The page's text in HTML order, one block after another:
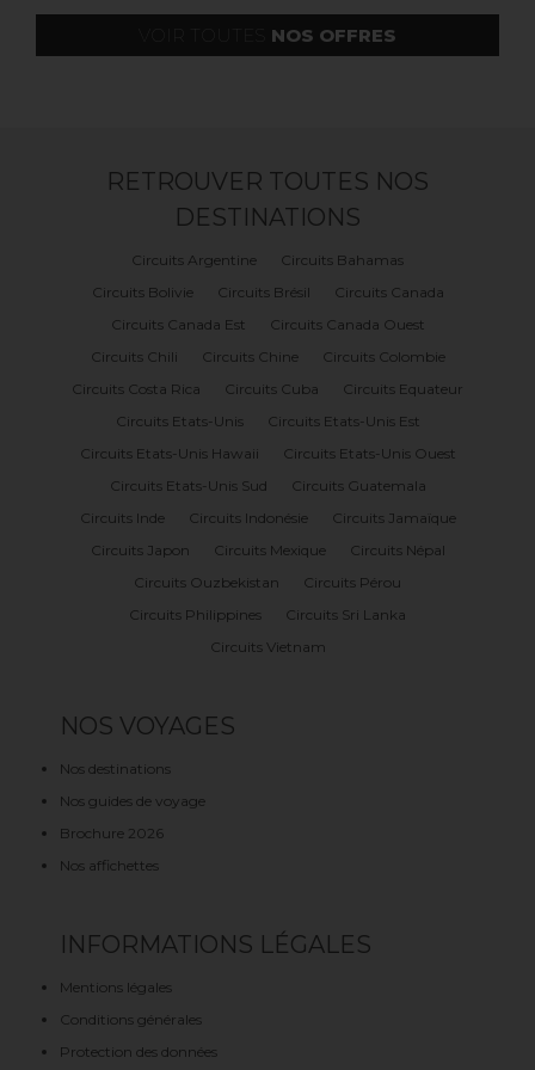
NOS OFFRES
RETROUVER TOUTES NOS
DESTINATIONS
Circuits Argentine
Circuits Bahamas
Circuits Bolivie
Circuits Brésil
Circuits Canada
Circuits Canada Est
Circuits Canada Ouest
Circuits Chili
Circuits Chine
Circuits Colombie
Circuits Costa Rica
Circuits Cuba
Circuits Equateur
Circuits Etats-Unis
Circuits Etats-Unis Est
Circuits Etats-Unis Hawaii
Circuits Etats-Unis Ouest
Circuits Etats-Unis Sud
Circuits Guatemala
Circuits Inde
Circuits Indonésie
Circuits Jamaïque
Circuits Japon
Circuits Mexique
Circuits Népal
Circuits Ouzbekistan
Circuits Pérou
Circuits Philippines
Circuits Sri Lanka
Circuits Vietnam
NOS VOYAGES
Nos destinations
Nos guides de voyage
Brochure 2026
Nos affichettes
INFORMATIONS LÉGALES
Mentions légales
Conditions générales
Protection des données